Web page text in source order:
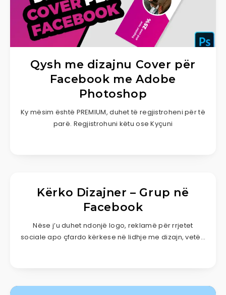
Qysh me dizajnu Cover për
Facebook me Adobe
Photoshop
Ky mësim është PREMIUM, duhet të regjistroheni për të
parë. Regjistrohuni këtu ose Kyçuni
Kërko Dizajner – Grup në
Facebook
Nëse j’u duhet ndonjë logo, reklamë për rrjetet
sociale apo çfardo kërkese në lidhje me dizajn, vetë…